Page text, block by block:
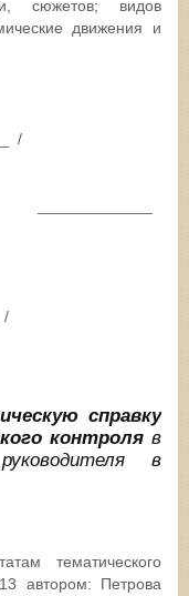
сюжетов; видов
движения и
–
/
– _____________
/
справку
контроляв
в
тематического
автором: Петрова